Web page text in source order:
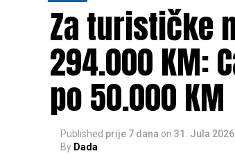
Za turističke
294.000 KM:
po 50.000 KM
Published prije 7 dana on 31. Jula 2026.
By Dada